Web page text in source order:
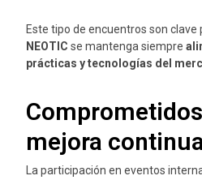
Este tipo de encuentros son
NEOTIC se mantenga siempre
prácticas y tecnologías del
mejora
La participación en eventos